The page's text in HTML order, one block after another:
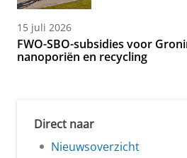
15 juli 2026
FWO-SBO-subsidies voor
nanoporiën en recycling
Direct naar
Nieuwsoverzicht